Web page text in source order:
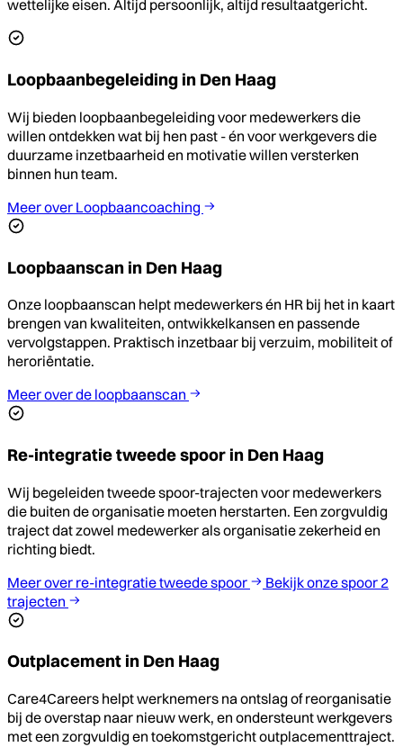
wettelijke eisen. Altijd persoonlijk, altijd resultaatgericht.
Loopbaanbegeleiding in Den Haag
Wij bieden loopbaanbegeleiding voor medewerkers die
willen ontdekken wat bij hen past - én voor werkgevers die
duurzame inzetbaarheid en motivatie willen versterken
binnen hun team.
Meer over Loopbaancoaching
Loopbaanscan in Den Haag
Onze loopbaanscan helpt medewerkers én HR bij het in kaart
brengen van kwaliteiten, ontwikkelkansen en passende
vervolgstappen. Praktisch inzetbaar bij verzuim, mobiliteit of
heroriëntatie.
Meer over de loopbaanscan
Re-integratie tweede spoor in Den Haag
Wij begeleiden tweede spoor-trajecten voor medewerkers
die buiten de organisatie moeten herstarten. Een zorgvuldig
traject dat zowel medewerker als organisatie zekerheid en
richting biedt.
Meer over re-integratie tweede spoor
Bekijk onze spoor 2
trajecten
Outplacement in Den Haag
Care4Careers helpt werknemers na ontslag of reorganisatie
bij de overstap naar nieuw werk, en ondersteunt werkgevers
met een zorgvuldig en toekomstgericht outplacementtraject.